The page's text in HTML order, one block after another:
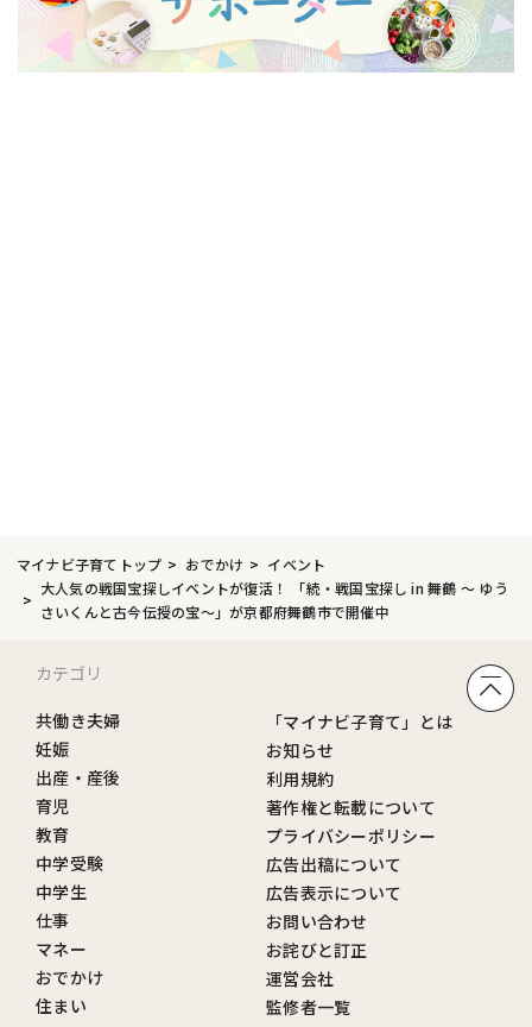
マイナビ子育てトップ おでかけ
イベント
大人気の戦国宝探しイベントが復活！ 「続・戦国宝探し in 舞鶴 ～ ゆう
さいくんと古今伝授の宝～」が京都府舞鶴市で開催中
カテゴリ
共働き夫婦
妊娠
出産・産後
育児
教育
中学受験
中学生
仕事
マネー
おでかけ
住まい
「マイナビ子育て」とは
お知らせ
利用規約
著作権と転載について
プライバシーポリシー
広告出稿について
広告表示について
お問い合わせ
お詫びと訂正
運営会社
監修者一覧